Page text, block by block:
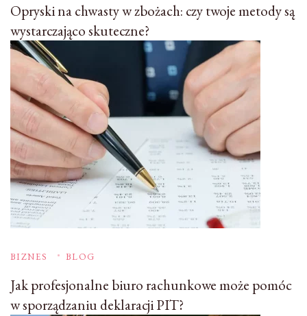
Opryski na chwasty w zbożach: czy twoje metody są
wystarczająco skuteczne?
BIZNES BLOG
Jak profesjonalne biuro rachunkowe może pomóc
w sporządzaniu deklaracji PIT?